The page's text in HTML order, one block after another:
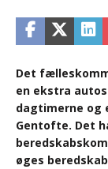
Det
en ekstra
dagtimerne og
Gentofte. Det
øges